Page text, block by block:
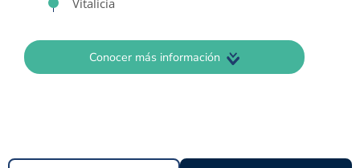
Vitalicia
Conocer más información